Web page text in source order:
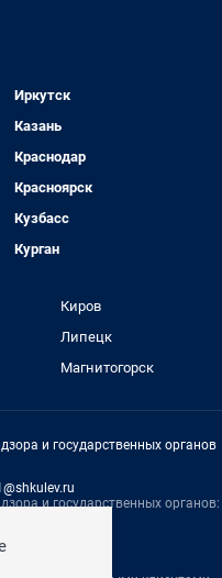
Иркутск
Казань
Краснодар
Красноярск
Кузбасс
Курган
Киров
Липецк
Магнитогорск
и государственных органов
и государственных органов: